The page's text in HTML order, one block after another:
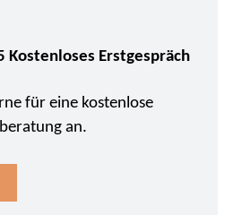
Kostenloses Erstgespräch
für eine kostenlose
an.